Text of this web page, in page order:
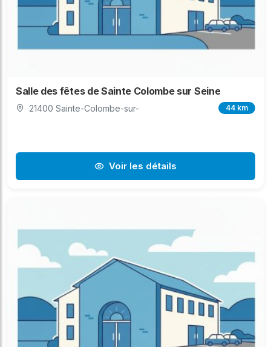
Salle des fêtes de Sainte Colombe sur Seine
21400 Sainte-Colombe-sur- 44 km
Voir les détails